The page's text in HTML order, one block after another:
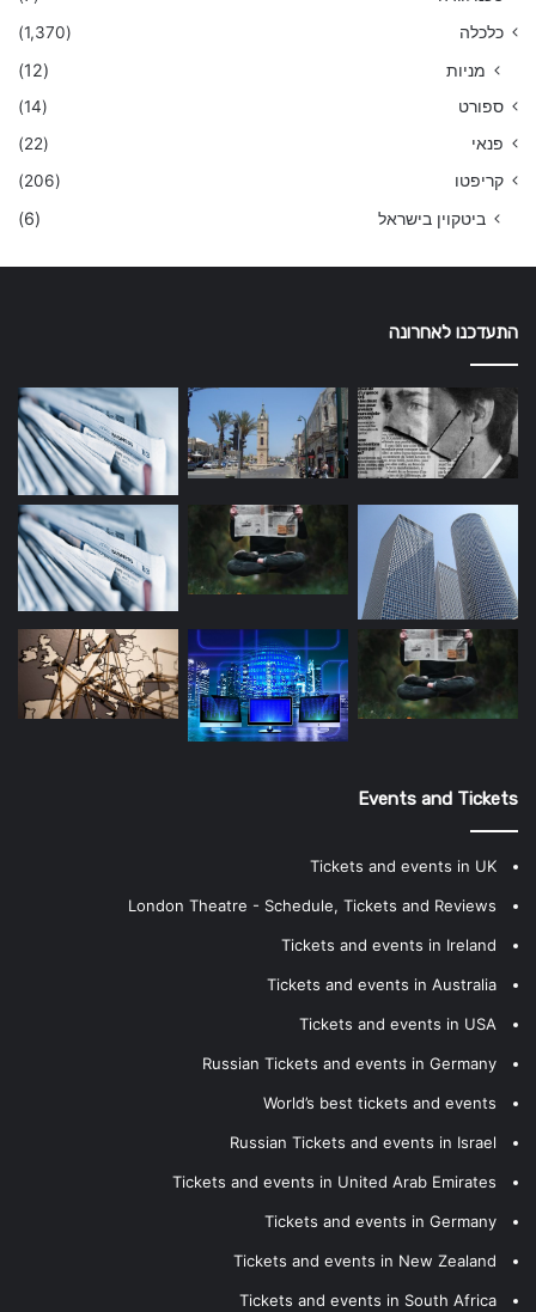
כלכלה
(1,370)
מניות (12)
ספורט
(14)
פנאי
(22)
קריפטו
(206)
ביטקוין בישראל (6)
התעדכנו לאחרונה
Events and Tickets
Tickets and events in UK
London Theatre - Schedule, Tickets and Reviews
Tickets and events in Ireland
Tickets and events in Australia
Tickets and events in USA
Russian Tickets and events in Germany
World’s best tickets and events
Russian Tickets and events in Israel
Tickets and events in United Arab Emirates
Tickets and events in Germany
Tickets and events in New Zealand
Tickets and events in South Africa